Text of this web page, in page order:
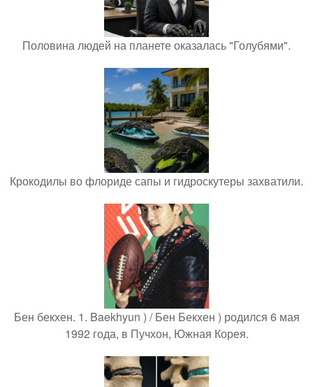
Половина людей на планете оказалась "Голубями".
Крокодилы во флориде сапы и гидроскутеры захватили.
Бен бекхен. 1. Baekhyun ) / Бен Бекхен ) родился 6 мая
1992 года, в Пучхон, Южная Корея.